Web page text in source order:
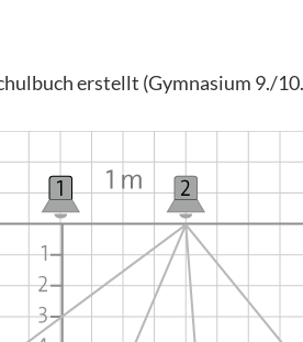
erstellt (Gymnasium 9./